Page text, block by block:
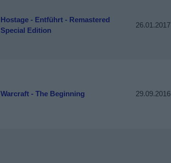
Hostage - Entführt - Remastered
Special Edition
26.01.2017
Warcraft - The Beginning 29.09.2016